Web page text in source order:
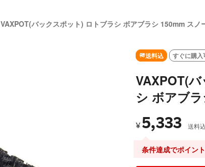
VAXPOT(バックスポット) ロトブラシ ボアブラシ 150mm スノ
送料込 すぐに購入
VAXPOT(
シ ボアブ
¥ 5,333 送料込
条件達成でポイン